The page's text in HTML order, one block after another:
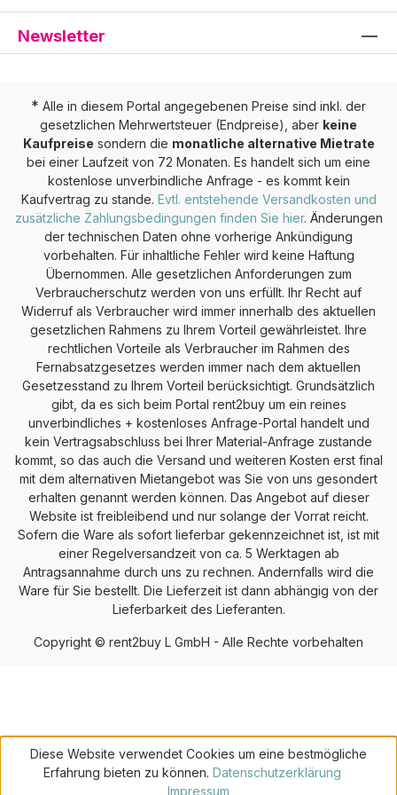
Werk), 128 Drum Kits (64 ab Werk) 3 Effekt-
Effekten) Anschlüsse: Kopfhörer, OUTPUT
(L/MONO, R, AUDIO OUT 1-4), SYNC IN/OUT,
AUDIO IN, MIDI IN/OUT, USB A (to device nur für
MIDI-Controller), USB B (to host)
8-facher Polyphonie und 16 Pattern à 64 Steps
Ausgänge für PITCH, GATE und MODULATION
pro Melodie-Spur 8 TRIGGER Einzelausgänge für
die Drum-Spur MIDI (1 x IN / 2 x OUT) und USB-
MIDI Analog SYNC IN &amp; OUT Gestochen
scharfes OLED-Display Edles und robustes
Aluminium-Gehäuse 3 unterschiedliche Editier-
Modi pro Melodiespur: GATE, PITCH und
MODULATION 3 verschiedene Keyboard-Modi für
die Step-Taster: KEYS, ISOMORPHIC und
OCTAVES 4 alternative Wiedergabe-Modi pro
Spur: Reverse, Bounce, Random und Stochastic
Integrierter Arpeggiator 64 Speicherplätze für
komplette Projekte Tempo: 30 bis 300 bpm
Stromversorgung über USB oder optionales 9V
Netzteil Inklusive Software-Bundle
Newsletter
* Alle in diesem Portal angegebenen Preise sind inkl. der
gesetzlichen Mehrwertsteuer (Endpreise), aber keine
Kaufpreise sondern die monatliche alternative Mietrate
bei einer Laufzeit von 72 Monaten. Es handelt sich um eine
kostenlose unverbindliche Anfrage - es kommt kein
Kaufvertrag zu stande. Evtl. entstehende Versandkosten und
zusätzliche Zahlungsbedingungen finden Sie hier. Änderungen
der technischen Daten ohne vorherige Ankündigung
vorbehalten. Für inhaltliche Fehler wird keine Haftung
Übernommen. Alle gesetzlichen Anforderungen zum
Verbraucherschutz werden von uns erfüllt. Ihr Recht auf
Widerruf als Verbraucher wird immer innerhalb des aktuellen
gesetzlichen Rahmens zu Ihrem Vorteil gewährleistet. Ihre
rechtlichen Vorteile als Verbraucher im Rahmen des
Fernabsatzgesetzes werden immer nach dem aktuellen
Gesetzesstand zu Ihrem Vorteil berücksichtigt. Grundsätzlich
gibt, da es sich beim Portal rent2buy um ein reines
unverbindliches + kostenloses Anfrage-Portal handelt und
kein Vertragsabschluss bei Ihrer Material-Anfrage zustande
kommt, so das auch die Versand und weiteren Kosten erst final
mit dem alternativen Mietangebot was Sie von uns gesondert
erhalten genannt werden können. Das Angebot auf dieser
Website ist freibleibend und nur solange der Vorrat reicht.
Sofern die Ware als sofort lieferbar gekennzeichnet ist, ist mit
einer Regelversandzeit von ca. 5 Werktagen ab
Antragsannahme durch uns zu rechnen. Andernfalls wird die
Ware für Sie bestellt. Die Lieferzeit ist dann abhängig von der
Lieferbarkeit des Lieferanten.
Copyright © rent2buy L GmbH - Alle Rechte vorbehalten
Diese Website verwendet Cookies um eine bestmögliche
Erfahrung bieten zu können. Datenschutzerklärung
Impressum